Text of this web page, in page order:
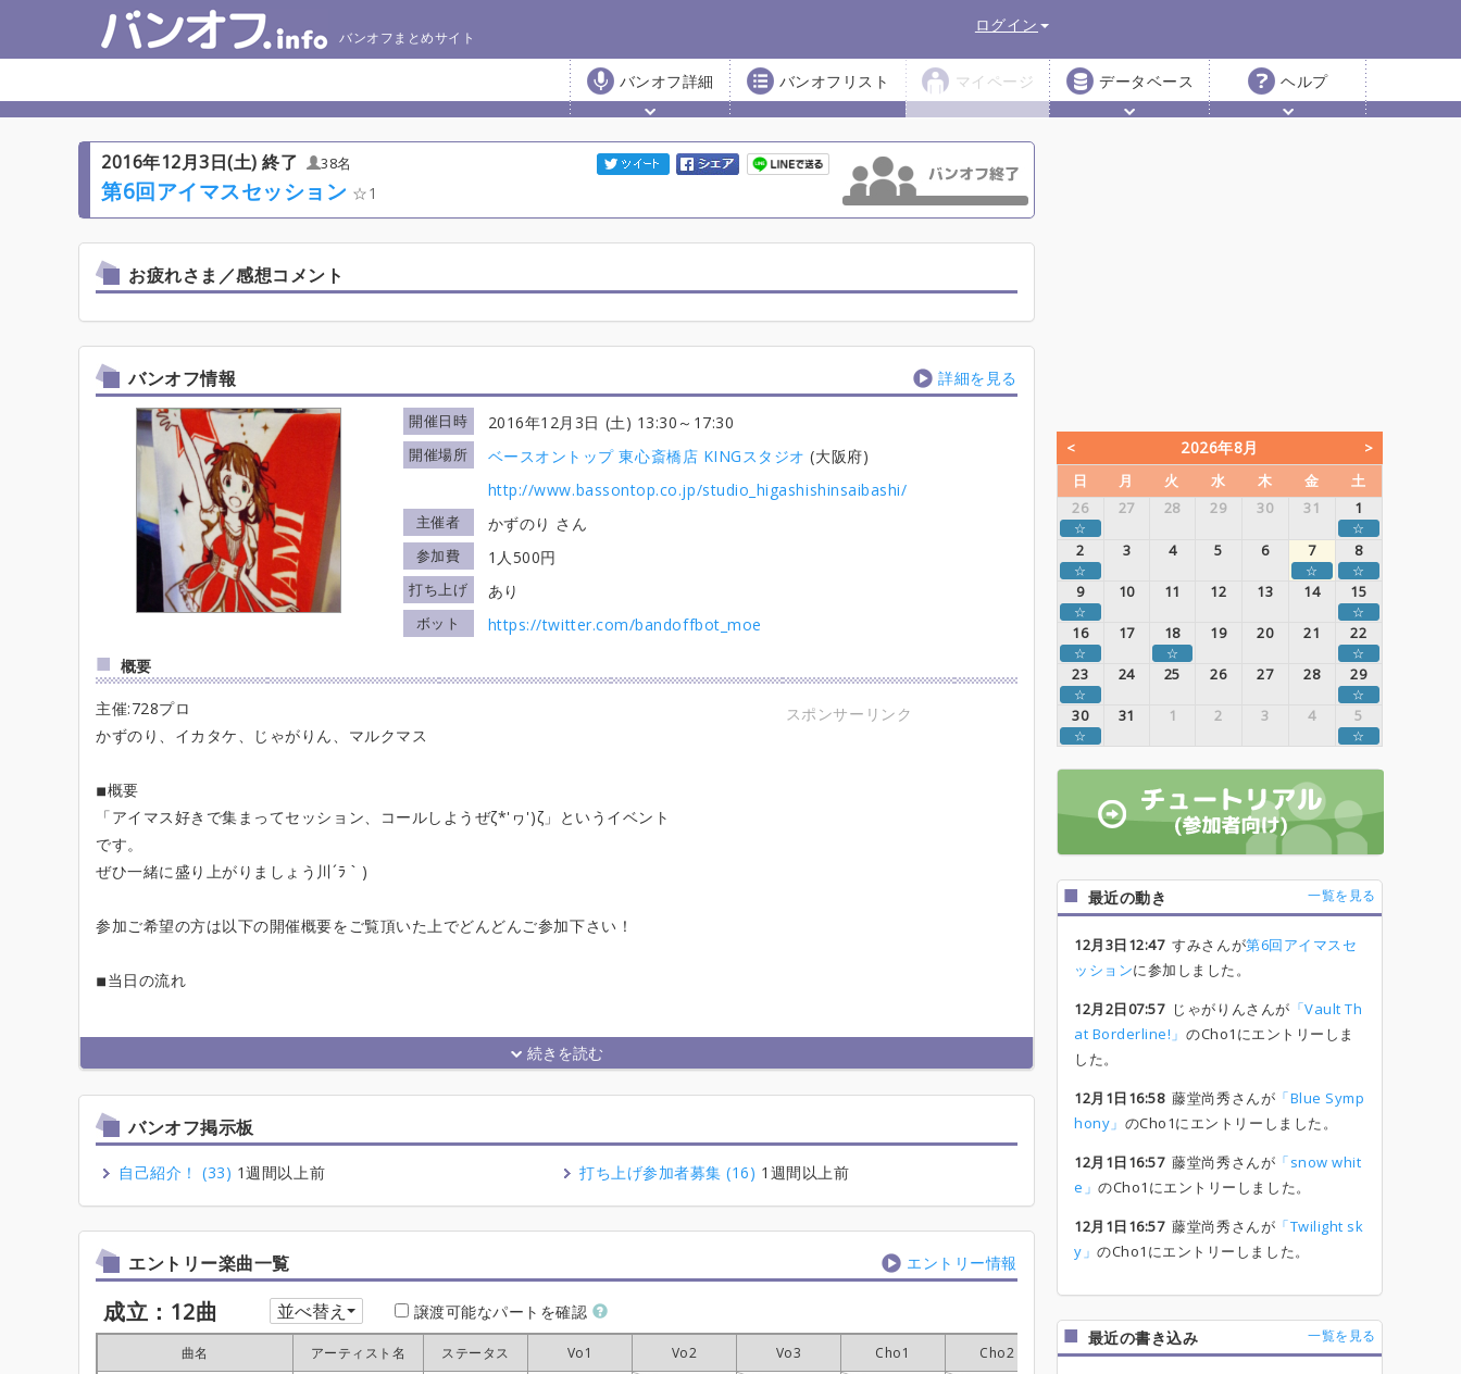
バンオフまとめサイト
ログイン
バンオフ詳細 バンオフリスト マイページ データベース ヘルプ
2016年12月3日(土) 終了 38名
第6回アイマスセッション 1
お疲れさま／感想コメント
バンオフ情報 詳細を見る
開催日時 2016年12月3日 (土) 13:30 ～17:30
開催場所 ベースオントップ 東心斎橋店 KINGスタジオ (大阪府)
http://www.bassontop.co.jp/studio_higashishinsaibashi/
主催者 かずのり さん
参加費 1人500円
打ち上げ あり
ボット
https://twitter.com/bandoffbot_moe
概要
スポンサーリンク
主催:728プロ
かずのり、イカタケ、じゃがりん、マルクマス
◾︎概要
「アイマス好きで集まってセッション、コールしようぜζ*'ヮ')ζ」というイベント
です。
ぜひ一緒に盛り上がりましょう川´ﾗ｀)
参加ご希望の方は以下の開催概要をご覧頂いた上でどんどんご参加下さい！
◾︎当日の流れ
バンオフ掲示板
自己紹介！ (33) 1週間以上前 打ち上げ参加者募集 (16) 1週間以上前
エントリー楽曲一覧 エントリー情報
成立：12曲 並べ替え 譲渡可能なパートを確認
曲名 アーティスト名 ステータス Vo1 Vo2 Vo3 Cho1 Cho2 Gt1 Gt2 Ba
曲名 アーティスト名 ステータス Vo1 Vo2 Vo3 Cho1 Cho2 Gt1 Gt2 Ba
曲名 アーティスト名 ステータス Vo1 Vo2 Vo3 Cho1 Cho2 Gt1 Gt2 Ba
曲名 アーティスト名 ステータス Vo1 Vo2 Vo3 Cho1 Cho2 Gt1 Gt2 Ba
2026年8月
日 月 火 水 木 金
土
26
27 28 29 30 31 1
☆ ☆
2 3 4 5 6 7 8
☆ ☆ ☆
9 10 11 12 13 14 15
☆ ☆
16 17 18 19 20 21 22
☆ ☆ ☆
23 24 25 26 27 28 29
☆ ☆
30 31 1 2 3 4 5
☆ ☆
最近の動き 一覧を見る
12月3日12:47すみさんが第6回アイマスセ
ッションに参加しました。
12月2日07:57じゃがりんさんが 「Vault Th
at Borderline!」 のCho1にエントリーしま
した。
12月1日16:58藤堂尚秀さんが 「Blue Symp
hony」 のCho1にエントリーしました。
12月1日16:57藤堂尚秀さんが 「snow whit
e」のCho1にエントリーしました。
12月1日16:57藤堂尚秀さんが 「Twilight sk
y」のCho1にエントリーしました。
最近の書き込み 一覧を見る